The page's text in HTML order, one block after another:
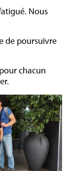
Nous
de poursuivre
chacun